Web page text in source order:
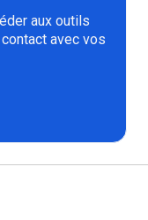
aux outils
avec vos